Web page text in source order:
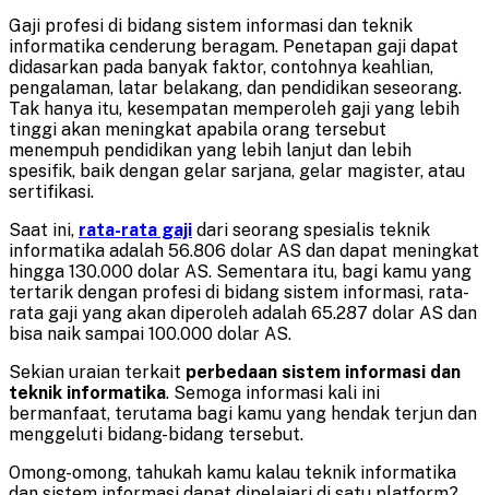
Gaji profesi di bidang sistem informasi dan teknik
informatika cenderung beragam. Penetapan gaji dapat
didasarkan pada banyak faktor, contohnya keahlian,
pengalaman, latar belakang, dan pendidikan seseorang.
Tak hanya itu, kesempatan memperoleh gaji yang lebih
tinggi akan meningkat apabila orang tersebut
menempuh pendidikan yang lebih lanjut dan lebih
spesifik, baik dengan gelar sarjana, gelar magister, atau
sertifikasi.
Saat ini, rata-rata gaji dari seorang spesialis teknik
informatika adalah 56.806 dolar AS dan dapat meningkat
hingga 130.000 dolar AS. Sementara itu, bagi kamu yang
tertarik dengan profesi di bidang sistem informasi, rata-
rata gaji yang akan diperoleh adalah 65.287 dolar AS dan
bisa naik sampai 100.000 dolar AS.
Sekian uraian terkait perbedaan sistem informasi dan
teknik informatika. Semoga informasi kali ini
bermanfaat, terutama bagi kamu yang hendak terjun dan
menggeluti bidang-bidang tersebut.
Omong-omong, tahukah kamu kalau teknik informatika